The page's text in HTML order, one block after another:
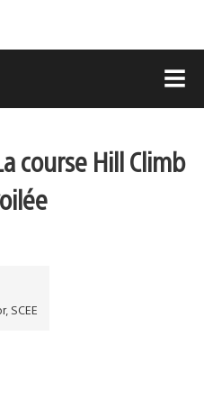
course Hill Climb
SCEE